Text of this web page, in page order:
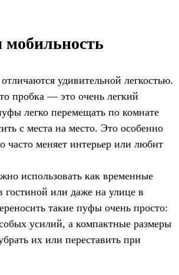
мобильность
удивительной легкостью.
пробка — это очень легкий
легко перемещать по комнате
с места на место. Это особенно
часто меняет интерьер или любит
использовать как временные
гостиной или даже на улице в
такие пуфы очень просто:
усилий, а компактные размеры
их или переставить при